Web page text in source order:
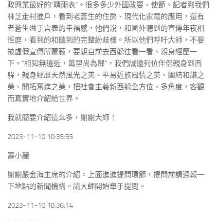
政興業最好的“晴雨表”。很多多少外國政要、使節、記者到我們
林芝走村進戶，看到老蒼生的住房、現代化家電的應用，還有
老蒼生溢于言表的幸福感，他們說，和國外聽到的宣傳年夜相
徑庭，看到的和聽到的完整紛歧樣。所以他們呼吁大師，不要
被虛假宣傳所蒙蔽，要親自前去西躲往看一看、親身經歷一
下。“相知無遠近，萬里尚為鄰”，我們誠邀列位伴侶親身到西
躲，親身經歷天然風光之美、平易近族風情之美、團結和諧之
美、開拓奮進之美，把社會主義新西躲全方位、多角度，客觀
而真實地介紹給世界。
我就簡要介紹這么多，謝謝大師！
2023-11-10 10:35:55
壽小麗:
謝謝嚴金海主席的介紹。上面進進提問環節，提問前請通報一
下地點的新聞機構。請大師開始舉手提問。
2023-11-10 10:36:14